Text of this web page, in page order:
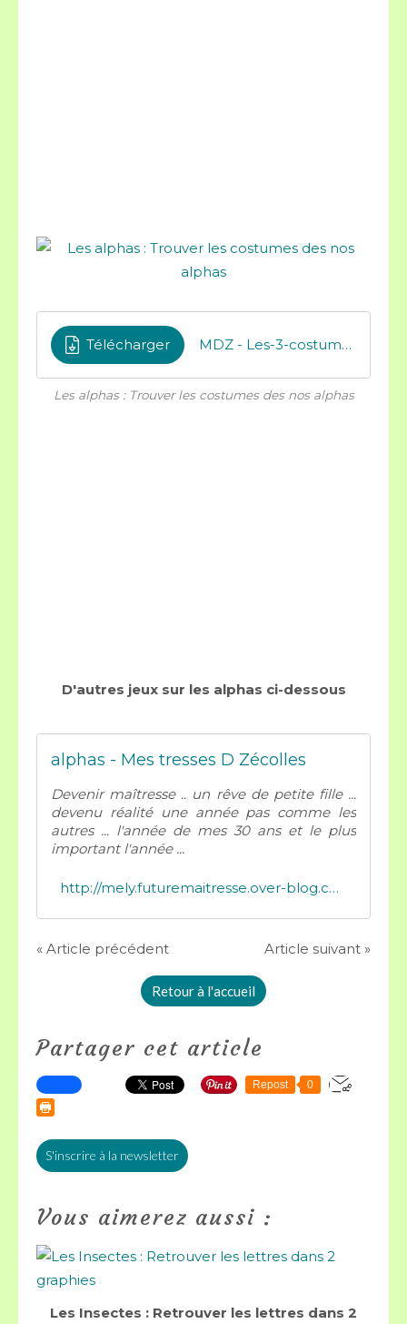
Télécharger MDZ - Les-3-costumes-des-alphas
Les alphas : Trouver les costumes des nos alphas
D'autres jeux sur les alphas ci-dessous
alphas - Mes tresses D Zécolles
Devenir maîtresse .. un rêve de petite fille ...
devenu réalité une année pas comme les
autres ... l'année de mes 30 ans et le plus
important l'année ...
http://mely.futuremaitresse.over-blog.com/tag/alphas/
« Article précédent Article suivant »
Retour à l'accueil
Partager cet article
Repost 0
S'inscrire à la newsletter
Vous aimerez aussi :
Les Insectes : Retrouver les lettres dans 2